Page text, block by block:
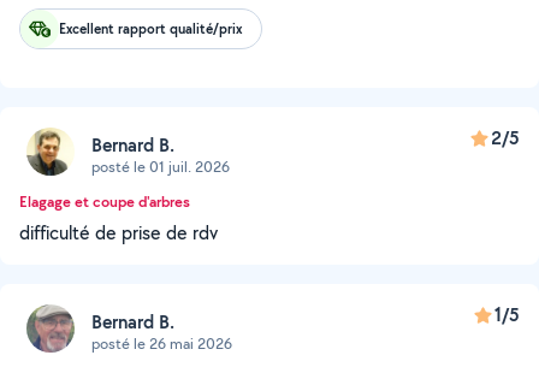
Excellent rapport qualité/prix
Bernard B.
posté le 01 juil. 2026
2/5
Elagage et coupe d'arbres
difficulté de prise de rdv
Bernard B.
posté le 26 mai 2026
1/5